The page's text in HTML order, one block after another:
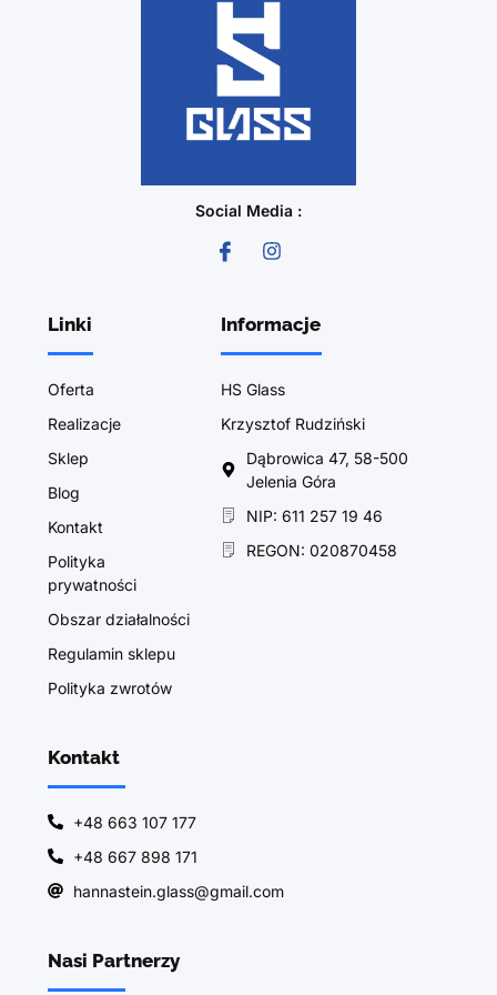
Social Media :
Linki
Oferta
Realizacje
Sklep
Blog
Kontakt
Polityka
prywatności
Obszar działalności
Regulamin sklepu
Polityka zwrotów
Informacje
HS Glass
Krzysztof Rudziński
Dąbrowica 47, 58-500
Jelenia Góra
NIP: 611 257 19 46
REGON: 020870458
Kontakt
+48 663 107 177
+48 667 898 171
hannastein.glass@gmail.com
Nasi Partnerzy